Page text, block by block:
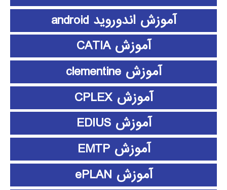
آموزش اندوروید android
آموزش CATIA
آموزش clementine
آموزش CPLEX
آموزش EDIUS
آموزش EMTP
آموزش ePLAN